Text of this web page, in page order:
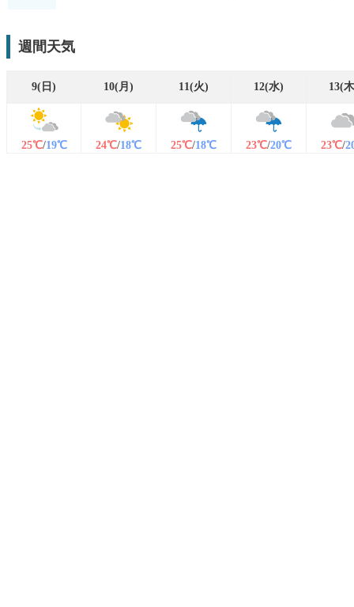
週間天気
9(日) 10(月) 11(火) 12(水) 13(
25℃/19℃ 24℃/18℃ 25℃/18℃ 23℃/20℃ 23℃/